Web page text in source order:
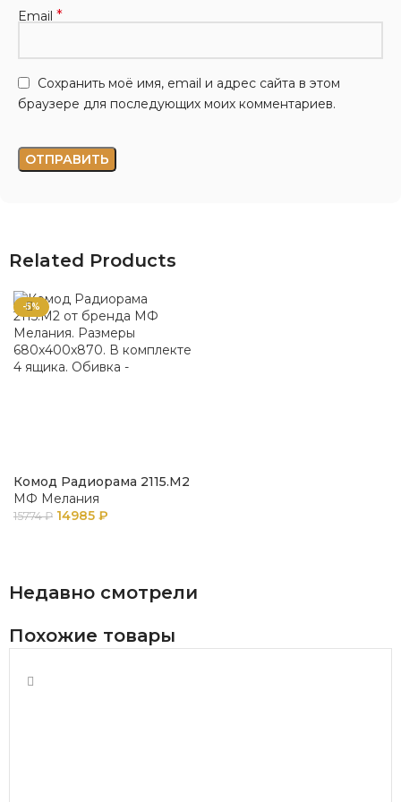
Email *
Сохранить моё имя, email и адрес сайта в этом
браузере для последующих моих комментариев.
Related Products
-5%
Комод Радиорама 2115.М2
МФ Мелания
15774₽ 14985 ₽
Недавно смотрели
Похожие товары